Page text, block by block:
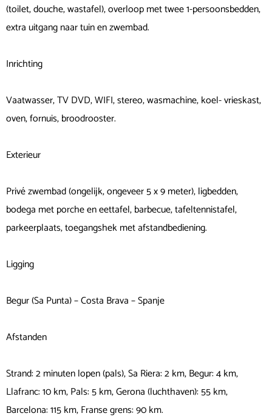
(toilet, douche, wastafel), overloop met twee 1-persoonsbedden,
extra uitgang naar tuin en zwembad.
Inrichting
Vaatwasser, TV DVD, WIFI, stereo, wasmachine, koel- vrieskast,
oven, fornuis, broodrooster.
Exterieur
Privé zwembad (ongelijk, ongeveer 5 x 9 meter), ligbedden,
bodega met porche en eettafel, barbecue, tafeltennistafel,
parkeerplaats, toegangshek met afstandbediening.
Ligging
Begur (Sa Punta) – Costa Brava – Spanje
Afstanden
Strand: 2 minuten lopen (pals), Sa Riera: 2 km, Begur: 4 km,
Llafranc: 10 km, Pals: 5 km, Gerona (luchthaven): 55 km,
Barcelona: 115 km, Franse grens: 90 km.